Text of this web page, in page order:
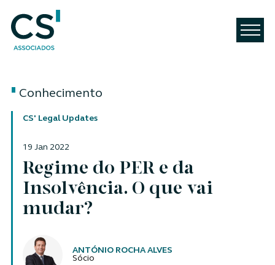
Conhecimento
CS' Legal Updates
19 Jan 2022
Regime do PER e da
Insolvência. O que vai
mudar?
Autores
ANTÓNIO ROCHA ALVES
Sócio